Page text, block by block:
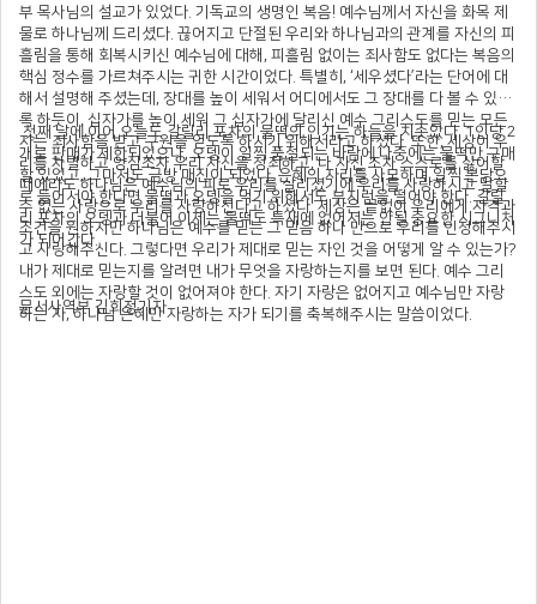
부 목사님의 설교가 있었다. 기독교의 생명인 복음! 예수님께서 자신을 화목 제
물로 하나님께 드리셨다. 끊어지고 단절된 우리와 하나님과의 관계를 자신의 피
흘림을 통해 회복시키신 예수님에 대해, 피흘림 없이는 죄사함도 없다는 복음의
핵심 정수를 가르쳐주시는 귀한 시간이었다. 특별히, ‘세우셨다’라는 단어에 대
해서 설명해 주셨는데, 장대를 높이 세워서 어디에서도 그 장대를 다 볼 수 있도
록 하듯이, 십자가를 높이 세워 그 십자가에 달리신 예수 그리스도를 믿는 모든
자는 죄사함을 받고 구원을 얻도록 하시기 위해서라고 하셨다. 또한, 세상이 우
리를 차별하고 양심조차 우리 자신을 정죄하고, 나 자신 조차 스스로를 싫어할
때에라도 하나님은 예수님의 피로 우리를 살리셨기에 우리를 사랑하시고 말할
수 없는 사랑으로 우리를 사랑하신다고 하셨다. 세상은 끝없이 우리에게 자격과
조건을 원하지만 하나님은 예수를 믿는 그 믿음 하나 만으로 우리를 인정해주시
고 사랑해주신다. 그렇다면 우리가 제대로 믿는 자인 것을 어떻게 알 수 있는가?
내가 제대로 믿는지를 알려면 내가 무엇을 자랑하는지를 보면 된다. 예수 그리
스도 외에는 자랑할 것이 없어져야 한다. 자기 자랑은 없어지고 예수님만 자랑
하는 자, 하나님 은혜만 자랑하는 자가 되기를 축복해주시는 말씀이었다.
첫째 날에 이어 오늘도 갈릴리 포차의 물떡의 인기는 하늘을 치솟았다. 1인당 2
개로 판매가 제한되었으나, 오뎅이 일찍 품절되는 바람에 나중에는 물떡만 구매
할 있었고, 그마저도 금방 매진이 되었다. 은혜의 자리를 사모하며 일찍 본당으
로 들어서야 한다면 물떡과 오뎅을 먹기 위해서도 부지런을 떨어야 한다. 갈릴
리 포차의 오뎅과 더불어 이제는 물떡도 특새에 없어서는 안될 중요한 시그니처
가 되어간다.
문서사역부 김희정기자